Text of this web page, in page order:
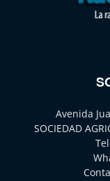
Avenida
SOCIEDAD